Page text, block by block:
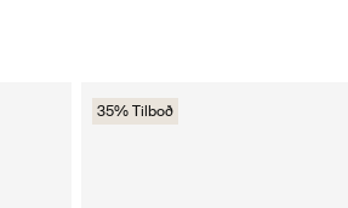
35% Tilboð